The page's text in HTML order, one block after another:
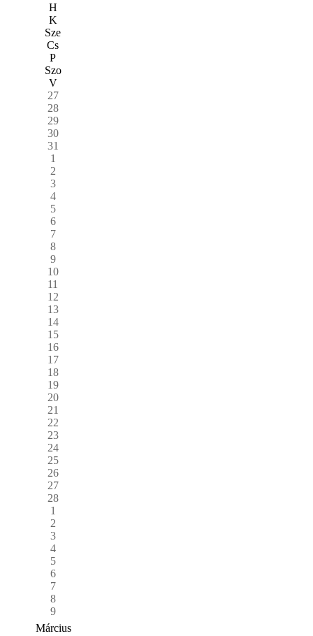
H
K
Sze
Cs
P
Szo
V
27
28
29
30
31
1
2
3
4
5
6
7
8
9
10
11
12
13
14
15
16
17
18
19
20
21
22
23
24
25
26
27
28
1
2
3
4
5
6
7
8
9
Március